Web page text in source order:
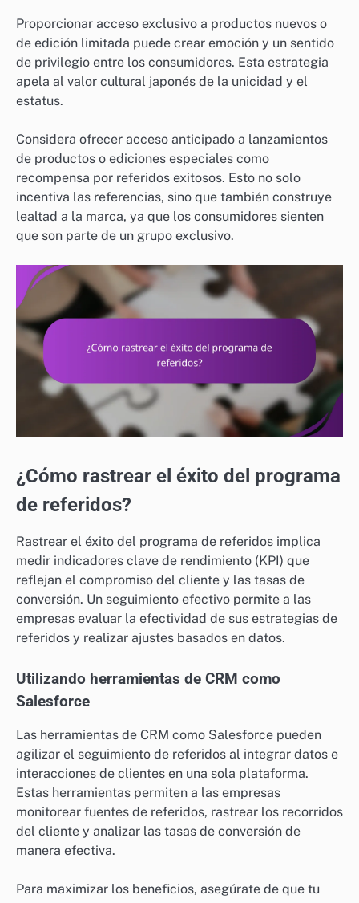
Proporcionar acceso exclusivo a productos nuevos o
de edición limitada puede crear emoción y un sentido
de privilegio entre los consumidores. Esta estrategia
apela al valor cultural japonés de la unicidad y el
estatus.
Considera ofrecer acceso anticipado a lanzamientos
de productos o ediciones especiales como
recompensa por referidos exitosos. Esto no solo
incentiva las referencias, sino que también construye
lealtad a la marca, ya que los consumidores sienten
que son parte de un grupo exclusivo.
¿Cómo rastrear el éxito del programa
de referidos?
Rastrear el éxito del programa de referidos implica
medir indicadores clave de rendimiento (KPI) que
reflejan el compromiso del cliente y las tasas de
conversión. Un seguimiento efectivo permite a las
empresas evaluar la efectividad de sus estrategias de
referidos y realizar ajustes basados en datos.
Utilizando herramientas de CRM como
Salesforce
Las herramientas de CRM como Salesforce pueden
agilizar el seguimiento de referidos al integrar datos e
interacciones de clientes en una sola plataforma.
Estas herramientas permiten a las empresas
monitorear fuentes de referidos, rastrear los recorridos
del cliente y analizar las tasas de conversión de
manera efectiva.
Para maximizar los beneficios, asegúrate de que tu